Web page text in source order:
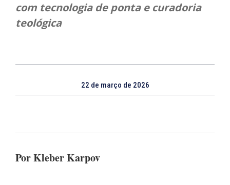
com tecnologia de ponta e curadoria
teológica
22 de março de 2026
Por Kleber Karpov